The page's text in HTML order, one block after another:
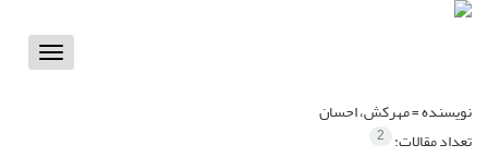
Toggle
نویسنده =مهرکش، احسان
تعداد مقالات: 2